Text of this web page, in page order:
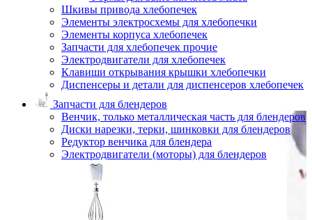
Шкивы привода хлебопечек
Элементы электросхемы для хлебопечки
Элементы корпуса хлебопечек
Запчасти для хлебопечек прочие
Электродвигатели для хлебопечек
Клавиши открывания крышки хлебопечки
Диспенсеры и детали для диспенсеров хлебопечек
Запчасти для блендеров
Венчик, только металлическая часть для блендеров
Диски нарезки, терки, шинковки для блендеров
Редуктор венчика для блендера
Электродвигатели (моторы) для блендеров